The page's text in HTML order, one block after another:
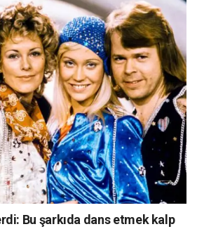
Bu şarkıda dans etmek kalp